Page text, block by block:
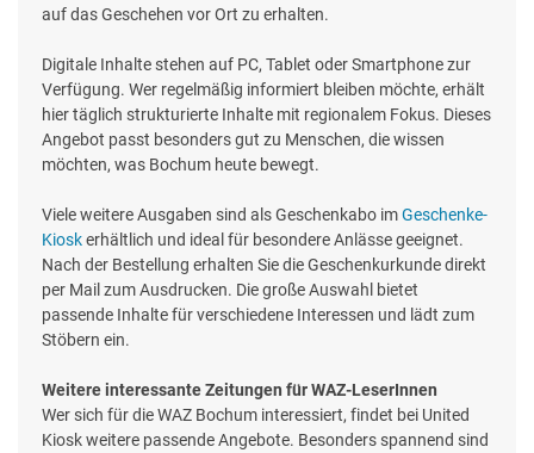
auf das Geschehen vor Ort zu erhalten.
Digitale Inhalte stehen auf PC, Tablet oder Smartphone zur
Verfügung. Wer regelmäßig informiert bleiben möchte, erhält
hier täglich strukturierte Inhalte mit regionalem Fokus. Dieses
Angebot passt besonders gut zu Menschen, die wissen
möchten, was Bochum heute bewegt.
Viele weitere Ausgaben sind als Geschenkabo imGeschenke-
Kioskerhältlich und ideal für besondere Anlässe geeignet.
Nach der Bestellung erhalten Sie die Geschenkurkunde direkt
per Mail zum Ausdrucken. Die große Auswahl bietet
passende Inhalte für verschiedene Interessen und lädt zum
Stöbern ein.
Weitere interessante Zeitungen für WAZ-LeserInnen
Wer sich für die WAZ Bochum interessiert, findet bei United
Kiosk weitere passende Angebote. Besonders spannend sind